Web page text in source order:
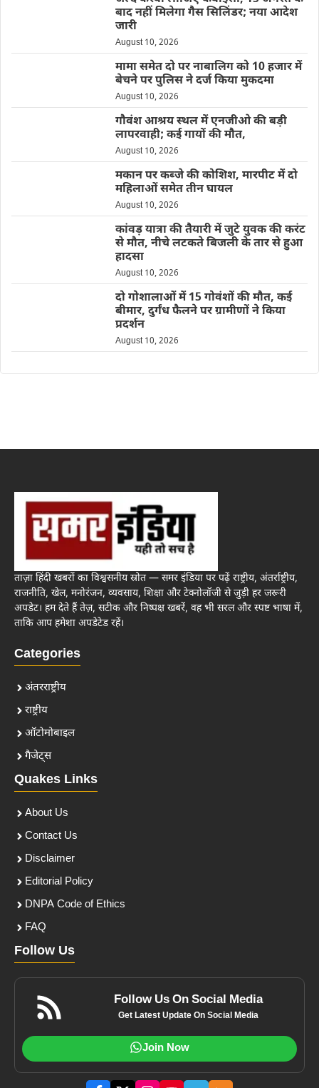
बाद नहीं मिलेगा गैस सिलिंडर; नया आदेश
जारी
August 10, 2026
मामा समेत दो पर नाबालिग को 10 हजार में
बेचने पर पुलिस ने दर्ज किया मुकदमा
August 10, 2026
गौवंश आश्रय स्थल में एनजीओ की बड़ी
लापरवाही; कई गायों की मौत,
August 10, 2026
मकान पर कब्जे की कोशिश, मारपीट में दो
महिलाओं समेत तीन घायल
August 10, 2026
कांवड़ यात्रा की तैयारी में जुटे युवक की करंट
से मौत, नीचे लटकते बिजली के तार से हुआ
हादसा
August 10, 2026
दो गोशालाओं में 15 गोवंशों की मौत, कई
बीमार, दुर्गंध फैलने पर ग्रामीणों ने किया
प्रदर्शन
August 10, 2026
ताज़ा हिंदी खबरों का विश्वसनीय स्रोत — समर इंडिया पर पढ़ें राष्ट्रीय, अंतर्राष्ट्रीय,
राजनीति, खेल, मनोरंजन, व्यवसाय, शिक्षा और टेक्नोलॉजी से जुड़ी हर जरूरी
अपडेट। हम देते हैं तेज़, सटीक और निष्पक्ष खबरें, वह भी सरल और स्पष्ट भाषा में,
ताकि आप हमेशा अपडेटेड रहें।
Categories
अंतरराष्ट्रीय
राष्ट्रीय
ऑटोमोबाइल
गैजेट्स
Quakes Links
About Us
Contact Us
Disclaimer
Editorial Policy
DNPA Code of Ethics
FAQ
Follow Us
Follow Us On Social Media
Get Latest Update On Social Media
Join Now